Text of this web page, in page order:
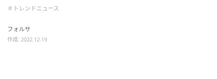
＃トレンドニュース
フォルサ
作成: 2022.12.19